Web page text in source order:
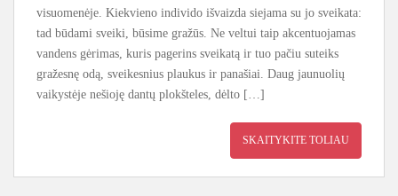
visuomenėje. Kiekvieno individo išvaizda siejama su jo sveikata:
tad būdami sveiki, būsime gražūs. Ne veltui taip akcentuojamas
vandens gėrimas, kuris pagerins sveikatą ir tuo pačiu suteiks
gražesnę odą, sveikesnius plaukus ir panašiai. Daug jaunuolių
vaikystėje nešioję dantų plokšteles, dėlto […]
SKAITYKITE TOLIAU